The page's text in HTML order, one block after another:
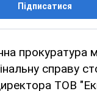
Підписатися
прокуратура
справу
ТОВ